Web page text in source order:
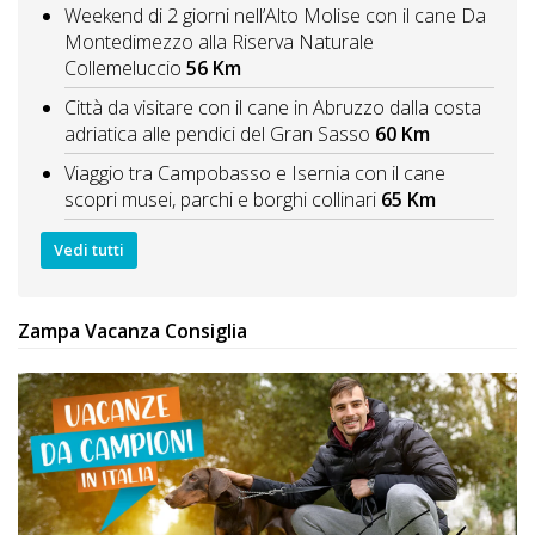
Weekend di 2 giorni nell’Alto Molise con il cane Da
Montedimezzo alla Riserva Naturale
Collemeluccio 56 Km
Città da visitare con il cane in Abruzzo dalla costa
adriatica alle pendici del Gran Sasso 60 Km
Viaggio tra Campobasso e Isernia con il cane
scopri musei, parchi e borghi collinari 65 Km
Vedi tutti
Zampa Vacanza Consiglia